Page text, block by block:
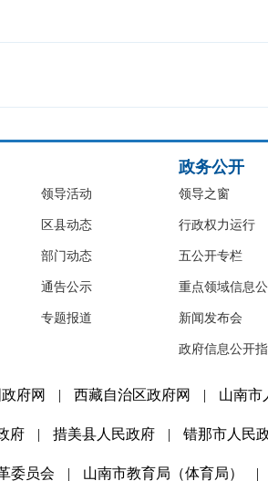
领导活动
区县动态
部门动态
通告公示
专题报道
政务公开
领导之窗
行政权力运行
五公开专栏
重点领域信息
新闻发布会
政府信息公开
府网 | 西藏自治区政府网 | 山南市
府 | 措美县人民政府 | 错那市人民
委员会 | 山南市教育局（体育局） |